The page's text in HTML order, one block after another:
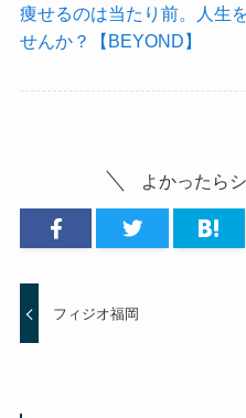
痩せるのは当たり前。人生
せんか？【BEYOND】
よかったら
フィジオ福岡